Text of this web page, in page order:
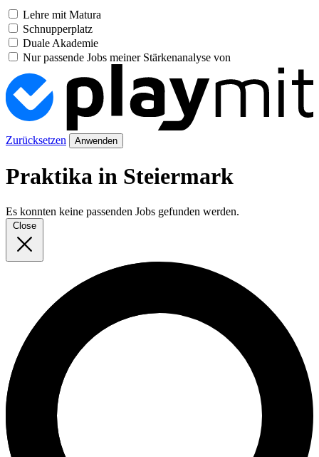
Lehre mit Matura
Schnupperplatz
Duale Akademie
Nur passende Jobs meiner Stärkenanalyse von
Zurücksetzen Anwenden
Praktika in Steiermark
Es konnten keine passenden Jobs gefunden werden.
Close